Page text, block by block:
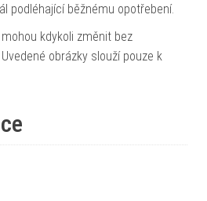
podléhající běžnému opotřebení.
kdykoli změnit bez
obrázky slouží pouze k